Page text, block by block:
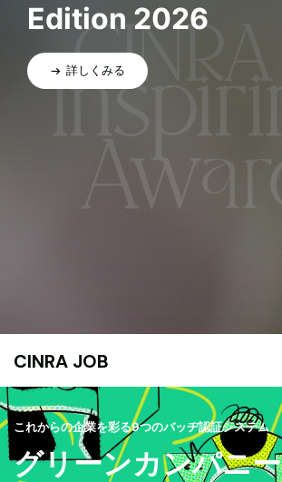
Edition 2026
詳しくみる
CINRA JOB
これからの企業を彩る9つのバッヂ認証システム
グリーンカンパニー